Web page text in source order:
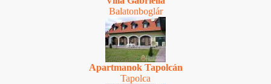
Balatonboglár
Apartmanok Tapolcán
Tapolca